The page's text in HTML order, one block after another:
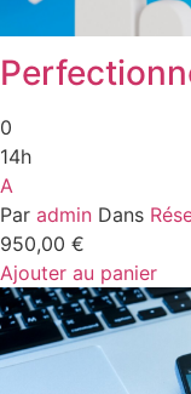
0
14h
A
Par admin Dans
950,00 €
Ajouter au panier